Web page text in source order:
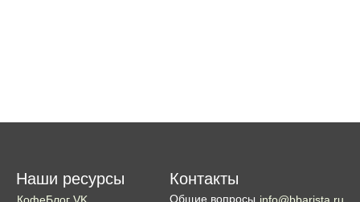
Наши ресурсы
КофеБлог VK
Контакты
Общие вопросы info@bbarista.ru